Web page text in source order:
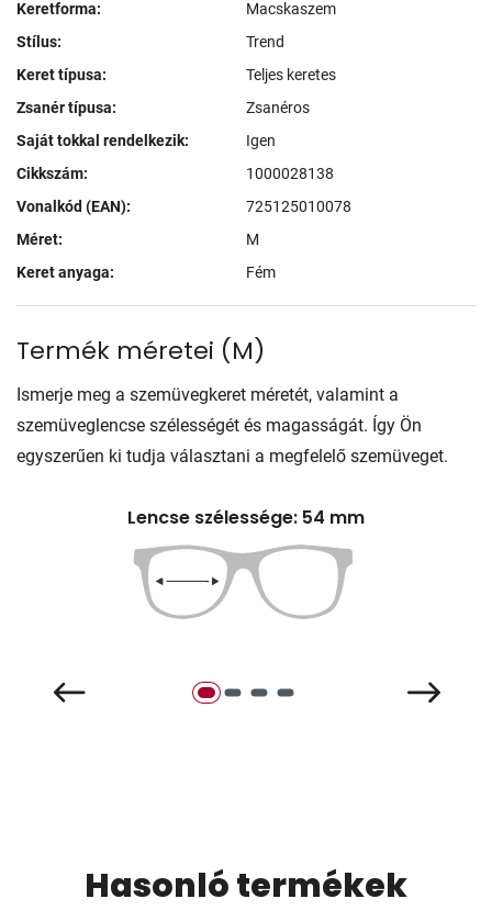
Keretforma:
Macskaszem
Stílus:
Trend
Keret típusa:
Teljes keretes
Zsanér típusa:
Zsanéros
Saját tokkal rendelkezik:
Igen
Cikkszám:
1000028138
Vonalkód (EAN):
725125010078
Méret:
M
Keret anyaga:
Fém
Termék méretei (M)
Ismerje meg a szemüvegkeret méretét, valamint a
szemüveglencse szélességét és magasságát. Így Ön
egyszerűen ki tudja választani a megfelelő szemüveget.
Lencse szélessége: 54 mm
Hasonló termékek